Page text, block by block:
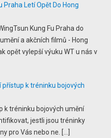
Praha Letí Opět Do Hong
Kung Fu Praha do
a akčních filmů - Hong
opět vylepší výuku WT u nás v
k tréninku bojových
k tréninku bojových umění
jestli jsou tréninky
pro Vás nebo ne.